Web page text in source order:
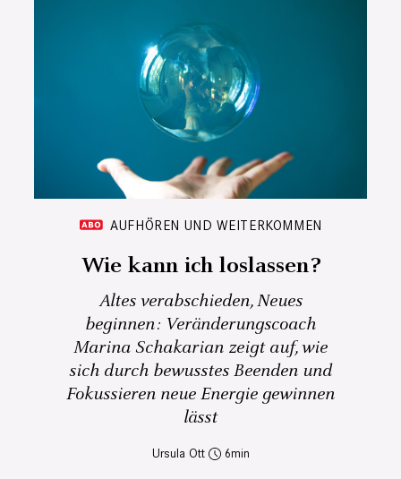
AUFHÖREN UND WEITERKOMMEN
Wie kann ich loslassen?
Altes verabschieden, Neues
beginnen: Veränderungscoach
Marina Schakarian zeigt auf, wie
sich durch bewusstes Beenden und
Fokussieren neue Energie gewinnen
lässt
Ursula Ott 6